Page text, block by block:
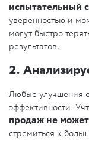
испытательный
уверенностью и
могут быстро
результатов.
2.
Любые улучшения
эффективности.
продаж не
стремиться к